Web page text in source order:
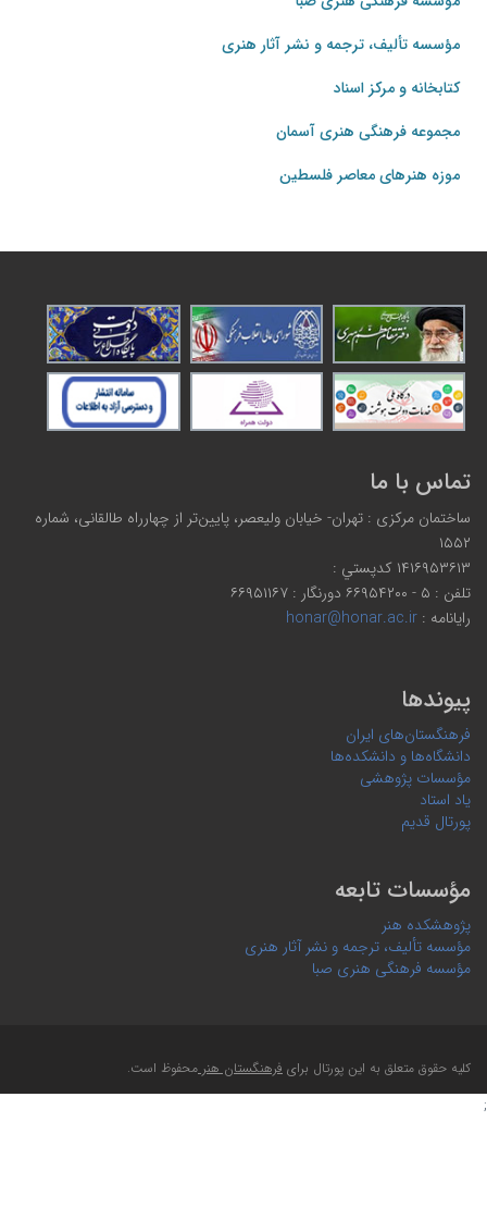
مؤسسه تألیف، ترجمه و نشر آثار هنری
کتابخانه و مرکز اسناد
مجموعه فرهنگی هنری آسمان
موزه هنرهای‌ معاصر فلسطین
تماس با ما
ساختمان مرکزی : تهران- خیابان ولیعصر، پایین‌تر از چهارراه طالقانی، شماره
۱۵۵۲
۱۴۱۶۹۵۳۶۱۳ كدپستي :
تلفن : ۵ - ۶۶۹۵۴۲۰۰ دورنگار : ۶۶۹۵۱۱۶۷
رایانامه :honar@honar.ac.ir
پیوندها
فرهنگستان‌های ایران
دانشگاه‌ها و دانشکده‌ها
مؤسسات پژوهشی
یاد استاد
پورتال قدیم
مؤسسات تابعه
پژوهشکده هنر
مؤسسه تألیف، ترجمه و نشر آثار هنری
مؤسسه فرهنگی هنری صبا
کلیه حقوق متعلق به این پورتال برایفرهنگستان هنرمحفوظ است.